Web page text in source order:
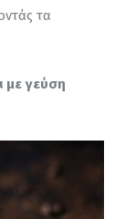
τα
με γεύση